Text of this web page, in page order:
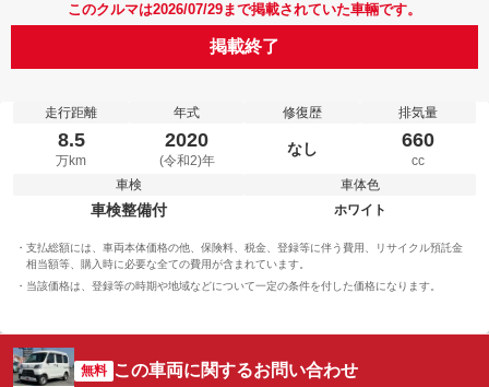
このクルマは2026/07/29まで掲載されていた車輛です。
掲載終了
走行距離
8.5
万km
年式
2020
(令和2)年
修復歴
なし
排気量
660
cc
車検
車検整備付
車体色
ホワイト
支払総額には、車両本体価格の他、保険料、税金、登録等に伴う費用、リサイクル預託金
相当額等、購入時に必要な全ての費用が含まれています。
当該価格は、登録等の時期や地域などについて一定の条件を付した価格になります。
無料 この車両に関するお問い合わせ